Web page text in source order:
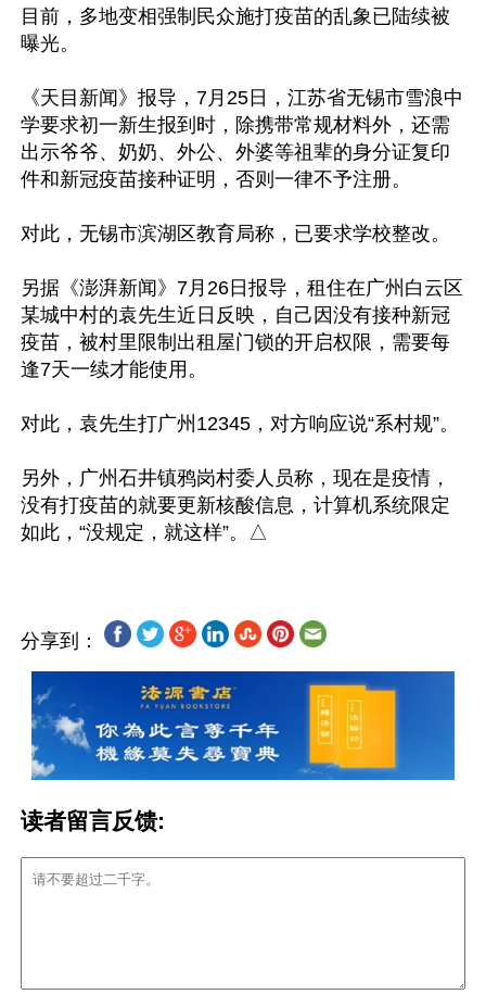
目前，多地变相强制民众施打疫苗的乱象已陆续被
曝光。
《天目新闻》报导，7月25日，江苏省无锡市雪浪中
学要求初一新生报到时，除携带常规材料外，还需
出示爷爷、奶奶、外公、外婆等祖辈的身分证复印
件和新冠疫苗接种证明，否则一律不予注册。
对此，无锡市滨湖区教育局称，已要求学校整改。
另据《澎湃新闻》7月26日报导，租住在广州白云区
某城中村的袁先生近日反映，自己因没有接种新冠
疫苗，被村里限制出租屋门锁的开启权限，需要每
逢7天一续才能使用。
对此，袁先生打广州12345，对方响应说“系村规”。
另外，广州石井镇鸦岗村委人员称，现在是疫情，
没有打疫苗的就要更新核酸信息，计算机系统限定
分享到：
读者留言反馈: